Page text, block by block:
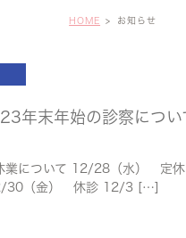
HOME お知らせ
年末年始の診察につい
業について 12/28（水） 定
30（金） 休診 12/3 […]